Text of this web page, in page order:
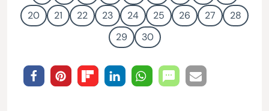
20
21 22 23 24 25 26 27
28
29
30